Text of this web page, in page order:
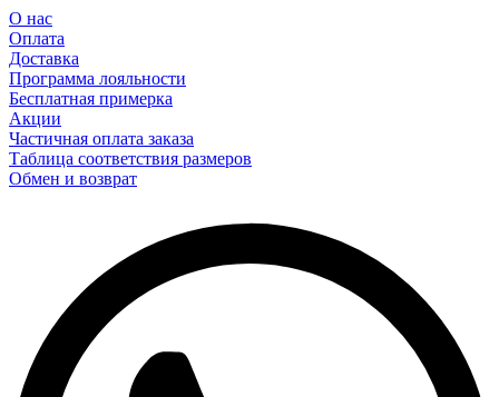
О нас
Оплата
Доставка
Программа лояльности
Бесплатная примерка
Акции
Частичная оплата заказа
Таблица соответствия размеров
Обмен и возврат